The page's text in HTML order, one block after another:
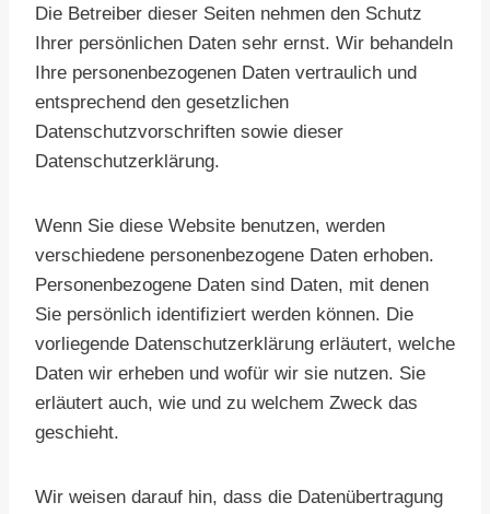
Die Betreiber dieser Seiten nehmen den Schutz
Ihrer persönlichen Daten sehr ernst. Wir behandeln
Ihre personenbezogenen Daten vertraulich und
entsprechend den gesetzlichen
Datenschutzvorschriften sowie dieser
Datenschutzerklärung.
Wenn Sie diese Website benutzen, werden
verschiedene personenbezogene Daten erhoben.
Personenbezogene Daten sind Daten, mit denen
Sie persönlich identifiziert werden können. Die
vorliegende Datenschutzerklärung erläutert, welche
Daten wir erheben und wofür wir sie nutzen. Sie
erläutert auch, wie und zu welchem Zweck das
geschieht.
Wir weisen darauf hin, dass die Datenübertragung